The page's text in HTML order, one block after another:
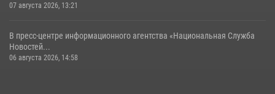
07 августа 2026, 13:21
В пресс-центре информационного агентства «Национальная Служба
Новостей...
06 августа 2026, 14:58